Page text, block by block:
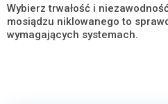
Wybierz trwałość i
mosiądzu niklowanego to
wymagających systemach.